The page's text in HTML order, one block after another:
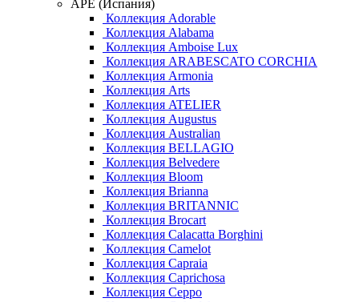
APE (Испания)
Коллекция Adorable
Коллекция Alabama
Коллекция Amboise Lux
Коллекция ARABESCATO CORCHIA
Коллекция Armonia
Коллекция Arts
Коллекция ATELIER
Коллекция Augustus
Коллекция Australian
Коллекция BELLAGIO
Коллекция Belvedere
Коллекция Bloom
Коллекция Brianna
Коллекция BRITANNIC
Коллекция Brocart
Коллекция Calacatta Borghini
Коллекция Camelot
Коллекция Capraia
Коллекция Caprichosa
Коллекция Ceppo